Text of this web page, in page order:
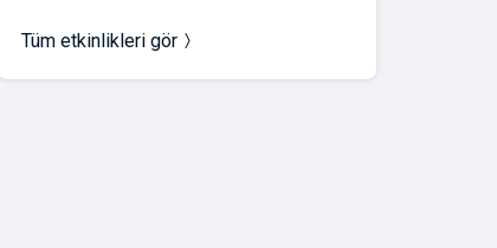
Tüm etkinlikleri gör